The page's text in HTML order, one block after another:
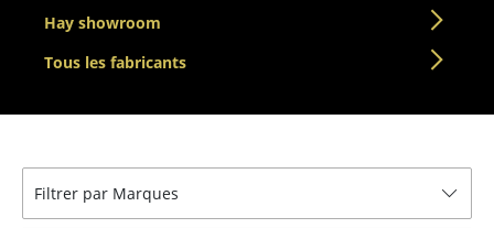
Rangements
Étagères murales
Buffets & Commodes
Hay showroom
Tous les fabricants
Filtrer par Marques